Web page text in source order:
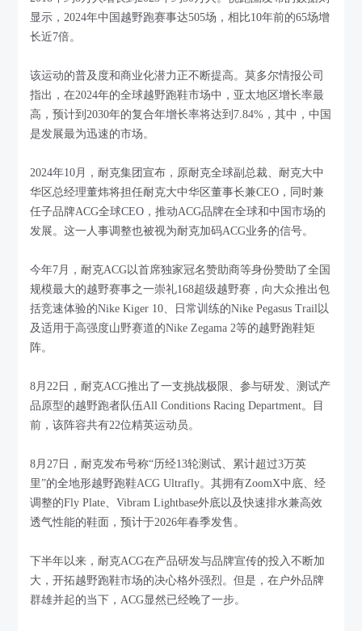
显示，2024年中国越野跑赛事达505场，相比10年前的65场增
长近7倍。
该运动的普及度和商业化潜力正不断提高。莫多尔情报公司
指出，在2024年的全球越野跑鞋市场中，亚太地区增长率最
高，预计到2030年的复合年增长率将达到7.84%，其中，中国
是发展最为迅速的市场。
2024年10月，耐克集团宣布，原耐克全球副总裁、耐克大中
华区总经理董炜将担任耐克大中华区董事长兼CEO，同时兼
任子品牌ACG全球CEO，推动ACG品牌在全球和中国市场的
发展。这一人事调整也被视为耐克加码ACG业务的信号。
今年7月，耐克ACG以首席独家冠名赞助商等身份赞助了全国
规模最大的越野赛事之一崇礼168超级越野赛，向大众推出包
括竞速体验的Nike Kiger 10、日常训练的Nike Pegasus Trail以
及适用于高强度山野赛道的Nike Zegama 2等的越野跑鞋矩
阵。
8月22日，耐克ACG推出了一支挑战极限、参与研发、测试产
品原型的越野跑者队伍All Conditions Racing Department。目
前，该阵容共有22位精英运动员。
8月27日，耐克发布号称“历经13轮测试、累计超过3万英
里”的全地形越野跑鞋ACG Ultrafly。其拥有ZoomX中底、经
调整的Fly Plate、Vibram Lightbase外底以及快速排水兼高效
透气性能的鞋面，预计于2026年春季发售。
下半年以来，耐克ACG在产品研发与品牌宣传的投入不断加
大，开拓越野跑鞋市场的决心格外强烈。但是，在户外品牌
群雄并起的当下，ACG显然已经晚了一步。